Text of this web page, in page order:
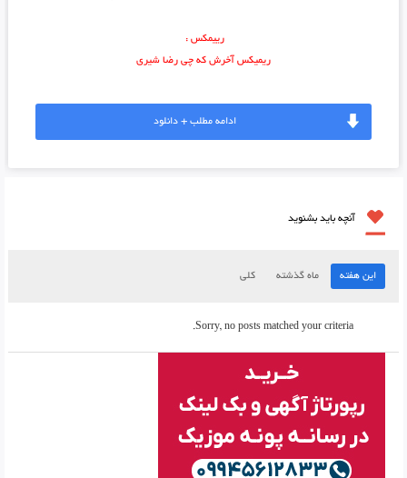
رییمکس :
ریمیکس آخرش که چی رضا شیری
ادامه مطلب + دانلود
آنچه باید بشنوید
این هفته ماه گذشته کلی
Sorry, no posts matched your criteria.